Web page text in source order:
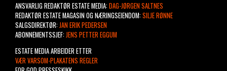
ANSVARLIG REDAKTØR ESTATE MEDIA: DAG-JØRGEN SALTNES
REDAKTØR ESTATE MAGASIN OG NÆRINGSEIENDOM: SILJE RØNNE
SALGSDIREKTØR: JAN ERIK PEDERSEN
ABONNEMENTSSJEF: JENS PETTER EGGUM
ESTATE MEDIA ARBEIDER ETTER
VÆR VARSOM-PLAKATENS REGLER